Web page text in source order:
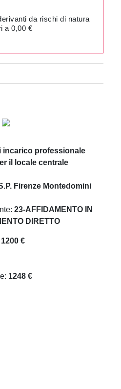
da rischi di natura
a 0,00 €
incarico professionale
il locale centrale
Firenze Montedomini
23-AFFIDAMENTO IN
DIRETTO
1200 €
1248 €